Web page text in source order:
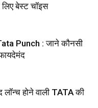
बेस्ट चॉइस
Punch : जाने कौनसी
होने वाली TATA की